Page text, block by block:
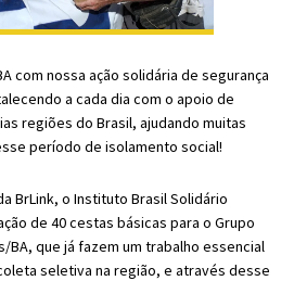
com nossa ação solidária de segurança
a cada dia com o apoio de
regiões do Brasil, ajudando muitas
período de isolamento social!
BrLink, o Instituto Brasil Solidário
de 40 cestas básicas para o Grupo
BA, que já fazem um trabalho essencial
seletiva na região, e através desse